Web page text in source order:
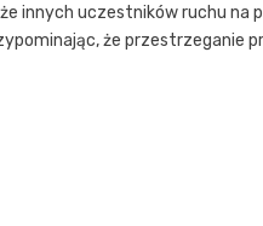
innych uczestników ruchu na
że przestrzeganie